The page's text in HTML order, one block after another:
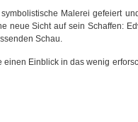
Vernissage
in
Malerei gefeiert
neue Sicht auf sein Schaffen:
Schau.
Einblick in das wenig